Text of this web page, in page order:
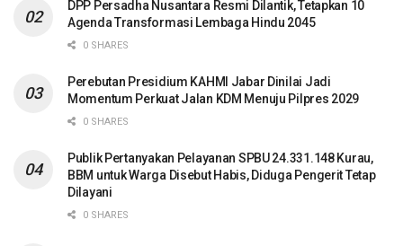
DPP Persadha Nusantara Resmi Dilantik, Tetapkan 10
Agenda Transformasi Lembaga Hindu 2045
0 SHARES
Perebutan Presidium KAHMI Jabar Dinilai Jadi
Momentum Perkuat Jalan KDM Menuju Pilpres 2029
0 SHARES
Publik Pertanyakan Pelayanan SPBU 24.331.148 Kurau,
BBM untuk Warga Disebut Habis, Diduga Pengerit Tetap
Dilayani
0 SHARES